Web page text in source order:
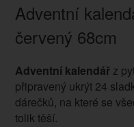
Adventní
červený 68cm
Adventní kalendářz
připravený ukrýt 24
dárečků, na které se
tolik těší.